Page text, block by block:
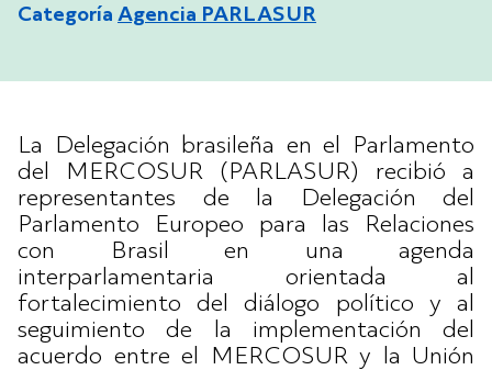
Categoría Agencia PARLASUR
La Delegación brasileña en el Parlamento
del MERCOSUR (PARLASUR) recibió a
representantes de la Delegación del
Parlamento Europeo para las Relaciones
con Brasil en una agenda
interparlamentaria orientada al
fortalecimiento del diálogo político y al
seguimiento de la implementación del
acuerdo entre el MERCOSUR y la Unión